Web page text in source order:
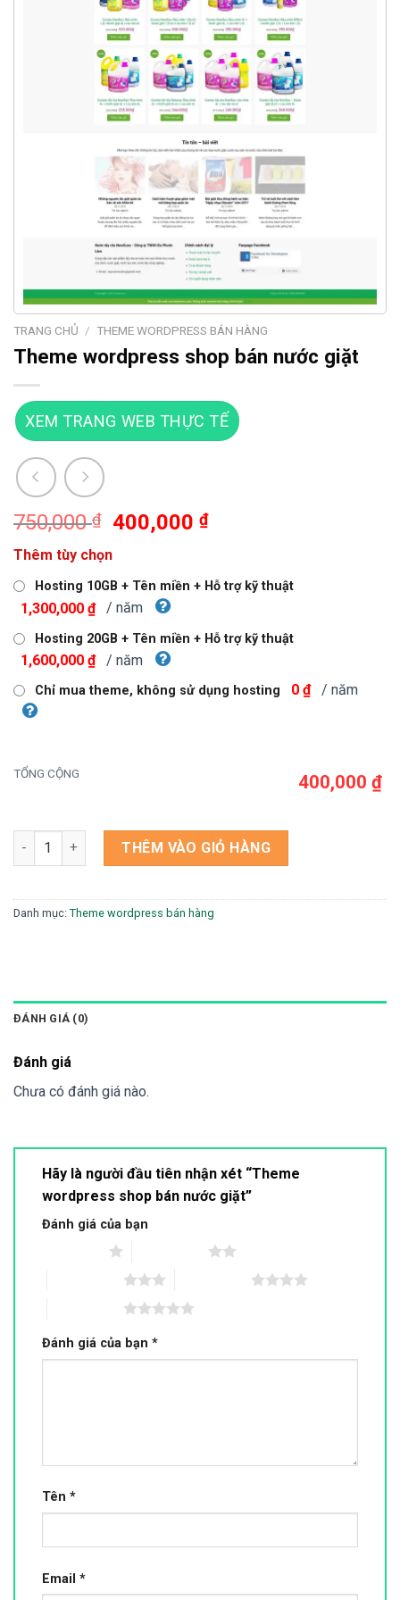
TRANG CHỦ / THEME WORDPRESS BÁN HÀNG
Theme wordpress shop bán nước giặt
XEM TRANG WEB THỰC TẾ
750,000₫
Giá
là:
750,000 ₫.
400,000₫Giá
là:
Thêm tùy chọn
Hosting 10GB + Tên miền + Hỗ trợ kỹ thuật
1,300,000 ₫ / năm
Hosting 20GB + Tên miền + Hỗ trợ kỹ thuật
1,600,000 ₫ / năm
Chỉ mua theme, không sử dụng hosting 0 ₫ / năm
TỔNG CỘNG 400,000 ₫
Theme wordpress shop bán nước giặt số lượng
THÊM VÀO GIỎ HÀNG
Danh mục: Theme wordpress bán hàng
ĐÁNH GIÁ (0)
Đánh giá
Chưa có đánh giá nào.
Hãy là người đầu tiên nhận xét “Theme
wordpress shop bán nước giặt”
Đánh giá của bạn
Đánh giá của bạn *
Tên *
Email *